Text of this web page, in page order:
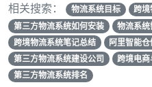
相关搜索： 物流系统目标
跨
第三方物流系统如何安装
物流系
跨境物流系统笔记总结
阿里智能
第三方物流系统建设公司
跨境电
第三方物流系统排名